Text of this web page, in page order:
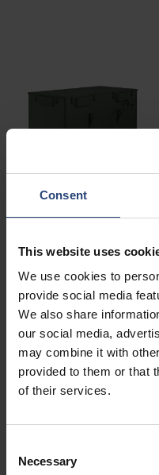
Consent
This website uses
We use cookies to
provide social media
We also share
our social media,
may combine it with
provided to them or that
of their services.
Selection
Necessary
Proteção
críticas
Os programas de
equipamento chegue
normas e pronto para
soluções de
integrada que ajudam a
e materiais perigosos